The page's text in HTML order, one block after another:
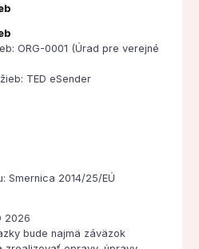
ORG-0001 (Úrad pre verejné
TED eSender
Smernica 2014/25/EÚ
2026
bude najmä záväzok